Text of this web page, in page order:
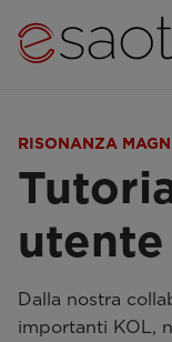
RISONANZA
utente
Dalla nostra
importanti KOL,